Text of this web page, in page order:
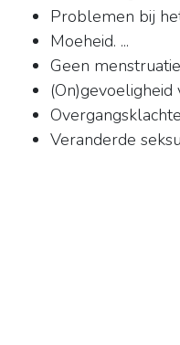
Problemen bij
Moeheid. ...
Geen
(On)gevoeligheid
Veranderde